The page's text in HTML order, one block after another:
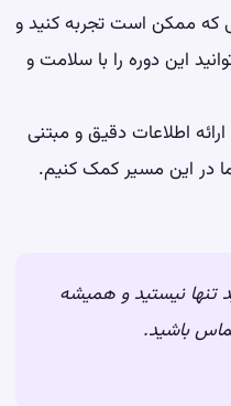
که ممکن است تجربه کنید و
این دوره را با سلامت و
اطلاعات دقیق و مبتنی
در این مسیر کمک کنیم.
تنها نیستید و همیشه
باشید.